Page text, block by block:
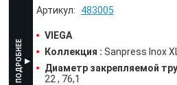
483005
VIEGA
Коллекция : Sanpress Inox
Диаметр закрепляемой
22
76,1